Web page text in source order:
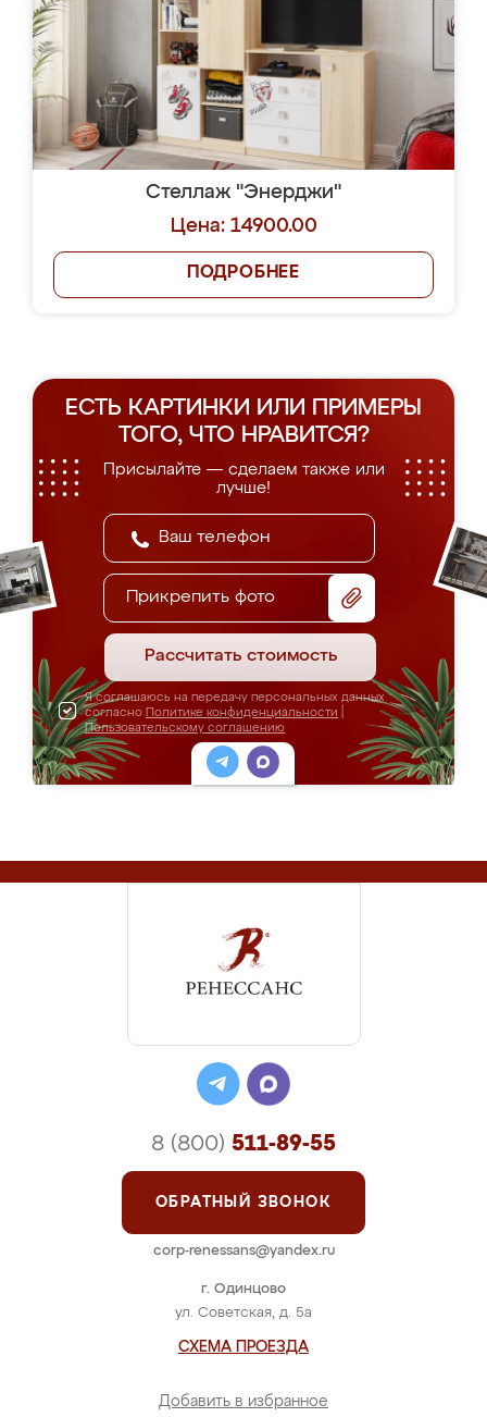
Стеллаж "Энерджи"
Цена: 14900.00
ПОДРОБНЕЕ
ЕСТЬ КАРТИНКИ ИЛИ ПРИМЕРЫ
ТОГО, ЧТО НРАВИТСЯ?
Присылайте — сделаем также или
лучше!
Прикрепить фото
Рассчитать стоимость
Я соглашаюсь на передачу персональных данных
согласно Политике конфиденциальности
Пользовательскому соглашению
г. Одинцово
ул. Советская, д. 5а
СХЕМА ПРОЕЗДА
Добавить в избранное
8 (800) 511-89-55
ОБРАТНЫЙ ЗВОНОК
corp-renessans@yandex.ru